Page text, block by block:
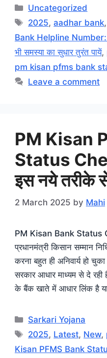
Categories
Uncategorized
Tags
2025,aadhar bank,
Bank Helpline Number:
भी समस्या का सुधार तुरंत पायें,
pm kisan pfms bank
Leave a comment
PM Kisan
Status
इस नये तरीके
2 March 2025 by Mahi
PM Kisan Bank Status
प्रधानमंत्री किसान सम्मान
करना बहुत ही अनिवार्य हो
सरकार आधार माध्यम से दे
के बैंक खाते में आधार लिंक है या
Categories
Sarkari Yojana
Tags
2025, Latest, New,
Kisan PFMS Bank